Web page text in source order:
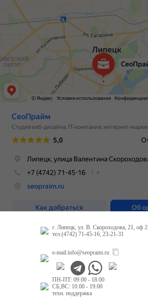
г. Липецк, ул. В. Скороходова, 21, оф 2
тел.(4742) 71-45-16, 23-21-31
e-mail:info@seopraim.ru
ПН-ПТ: 09.00 - 18.00
СБ,ВС: 10.00 - 19.00
техн. поддержка